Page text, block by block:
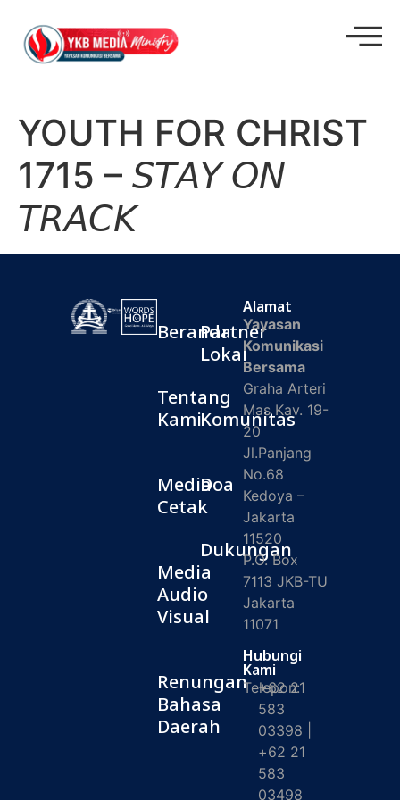
YOUTH FOR CHRIST
1715 – 𝘚𝘛𝘈𝘠 𝘖𝘕
𝘛𝘙𝘈𝘊𝘒
Beranda
Tentang
Kami
Media
Cetak
Media
Audio
Visual
Renungan
Bahasa
Daerah
Partner
Lokal
Komunitas
Doa
Dukungan
Alamat
Yayasan
Komunikasi
Bersama
Graha Arteri
Mas Kav. 19-
20
Jl.Panjang
No.68
Kedoya –
Jakarta
11520
P.O. Box
7113 JKB-TU
Jakarta
11071
Hubungi
Kami
Telepon:
+62 21
583
03398 |
+62 21
583
03498